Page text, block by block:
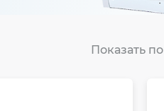
Показать по